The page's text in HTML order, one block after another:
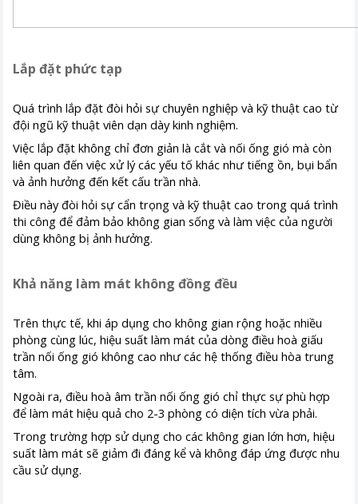
Lắp đặt phức tạp
Quá trình lắp đặt đòi hỏi sự chuyên nghiệp và kỹ thuật cao từ
đội ngũ kỹ thuật viên dạn dày kinh nghiệm.
Việc lắp đặt không chỉ đơn giản là cắt và nối ống gió mà còn
liên quan đến việc xử lý các yếu tố khác như tiếng ồn, bụi bẩn
và ảnh hưởng đến kết cấu trần nhà.
Điều này đòi hỏi sự cẩn trọng và kỹ thuật cao trong quá trình
thi công để đảm bảo không gian sống và làm việc của người
dùng không bị ảnh hưởng.
Khả năng làm mát không đồng đều
Trên thực tế, khi áp dụng cho không gian rộng hoặc nhiều
phòng cùng lúc, hiệu suất làm mát của dòng điều hoà giấu
trần nối ống gió không cao như các hệ thống điều hòa trung
tâm.
Ngoài ra, điều hoà âm trần nối ống gió chỉ thực sự phù hợp
để làm mát hiệu quả cho 2-3 phòng có diện tích vừa phải.
Trong trường hợp sử dụng cho các không gian lớn hơn, hiệu
suất làm mát sẽ giảm đi đáng kể và không đáp ứng được nhu
cầu sử dụng.